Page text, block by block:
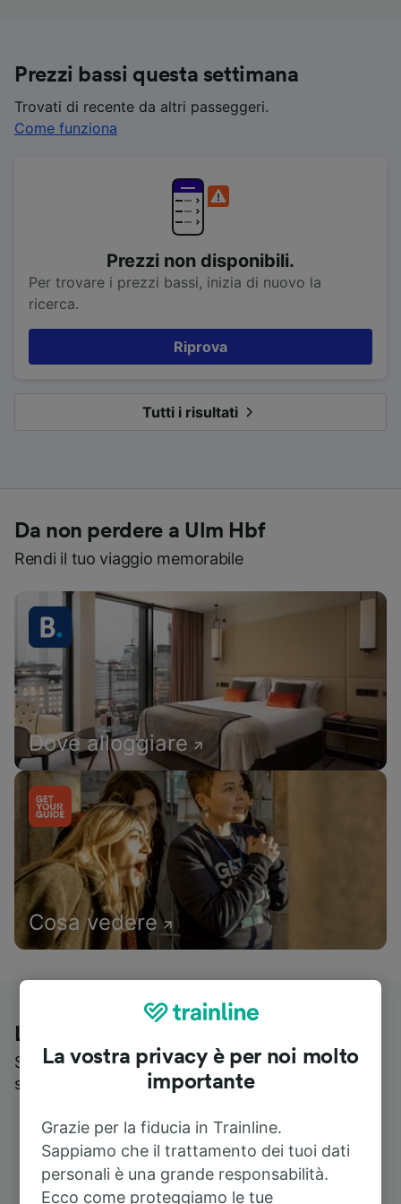
Prezzi bassi questa settimana
Trovati di recente da altri passeggeri.
Come funziona
Prezzi non disponibili.
Per trovare i prezzi bassi, inizia di nuovo la
ricerca.
Riprova
Tutti i risultati
Da non perdere a Ulm Hbf
Rendi il tuo viaggio memorabile
Dove alloggiare
Cosa vedere
Le recensioni dei nostri viaggiatori
Scopri cosa pensa realmente chi utilizza i nostri
servizi
La vostra privacy è per noi molto
importante
Grazie per la fiducia in Trainline.
Sappiamo che il trattamento dei tuoi dati
personali è una grande responsabilità.
Ecco come proteggiamo le tue